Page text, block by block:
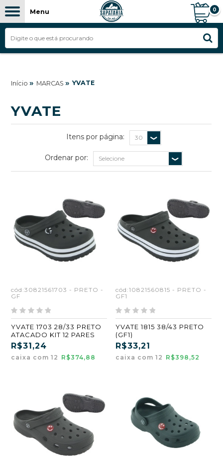
Menu 0
Início » MARCAS » YVATE
YVATE
Itens por página:
Ordenar por:
cód:30821561703 - PRETO -
GF
YVATE 1703 28/33 PRETO
ATACADO KIT 12 PARES
R$31,24
caixa com 12 R$374,88
cód:10821560815 - PRETO -
GF1
YVATE 1815 38/43 PRETO
(GF1)
R$33,21
caixa com 12 R$398,52